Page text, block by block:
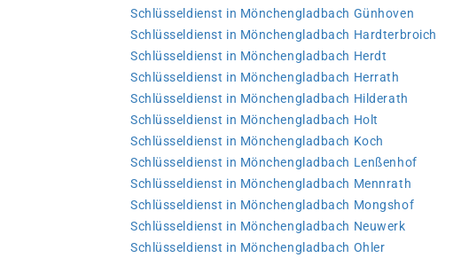
Schlüsseldienst in Mönchengladbach Günhoven
Schlüsseldienst in Mönchengladbach Hardterbroich
Schlüsseldienst in Mönchengladbach Herdt
Schlüsseldienst in Mönchengladbach Herrath
Schlüsseldienst in Mönchengladbach Hilderath
Schlüsseldienst in Mönchengladbach Holt
Schlüsseldienst in Mönchengladbach Koch
Schlüsseldienst in Mönchengladbach Lenßenhof
Schlüsseldienst in Mönchengladbach Mennrath
Schlüsseldienst in Mönchengladbach Mongshof
Schlüsseldienst in Mönchengladbach Neuwerk
Schlüsseldienst in Mönchengladbach Ohler